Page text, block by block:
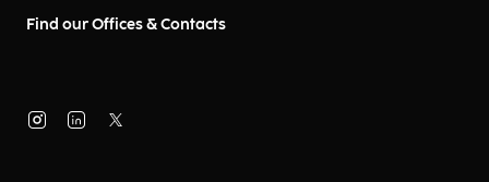
Find our Offices & Contacts